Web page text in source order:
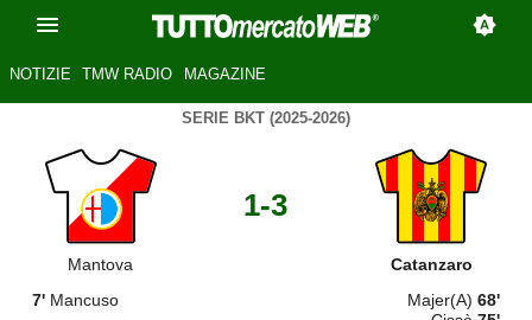
NOTIZIE TMW RADIO MAGAZINE
SERIE BKT (2025-2026)
Mantova
1-3
Catanzaro
7' Mancuso Majer(A) 68'